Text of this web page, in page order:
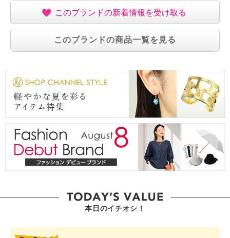
このブランドの新着情報を受け取る
このブランドの商品一覧を見る
本日のイチオシ！